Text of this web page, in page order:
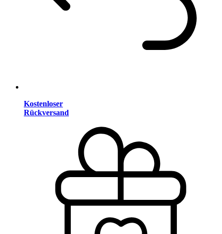
Kostenloser
Rückversand